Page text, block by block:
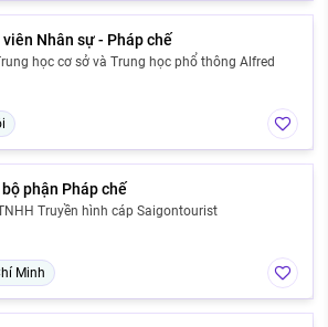
viên Nhân sự - Pháp chế
học cơ sở và Trung học phổ thông Alfred
phận Pháp chế
Truyền hình cáp Saigontourist
Minh